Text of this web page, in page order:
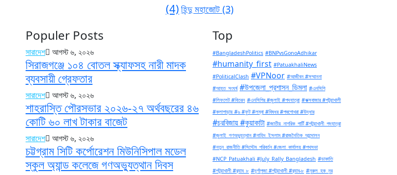
(4)হিন্দু মহাজোট(3)
Populer Posts
সারাদেশ আগস্ট ৬, ২০২৬
সিরাজগঞ্জে ১০৪ বোতল স্ক্যাফসহ নারী মাদক
ব্যবসায়ী গ্রেফতার
সারাদেশ আগস্ট ৬, ২০২৬
শাহরাস্তি পৌরসভার ২০২৬-২৭ অর্থবছরের ৪৬
কোটি ৬০ লাখ টাকার বাজেট
সারাদেশ আগস্ট ৬, ২০২৬
চট্টগ্রাম সিটি কর্পোরেশন মিউনিসিপাল মডেল
স্কুল অ্যান্ড কলেজে গণঅভ্যুত্থান দিবস
Top
#BangladeshPolitics #BNPvsGonoAdhikar
#humanity_first #PatuakhaliNews
#PoliticalClash #VPNoor #আজীবন #সম্মাননা
#আহত_সংঘর্ষ #উপজেলা_প্রশাসন_ডিমলা #এনসিপি
#লিফলেট #বিতরন #এনসিপির #জুলাই #পদযাত্রা #কক্সবাজার #পটুয়াখালী
#কলাপাড়ায় #৬ #ফুট #লম্বা #বিষধর #পদ্মগোখরা #উদ্ধার
#চরবিজায় #কুয়াকাটা #জাতীয়_নাগরিক_পার্টি #পটুয়াখালী_পদযাত্রা
#জুলাই_গণঅভ্যুত্থান #নাহিদ_ইসলাম #রাজনৈতিক_আন্দোলন
#নতুন_রাজনীতি #সিস্টেম_পরিবর্তন #জেলা_কার্যালয় #পথসভা
#NCP_Patuakhali #July_Rally_Bangladesh #ডাকাতি
#পটুয়াখালী #র‍্যাব_৮ #দূর্গাপুজা #পটুয়াখালী #র‍্যাব-৮ #নুরুল_হক_নুর